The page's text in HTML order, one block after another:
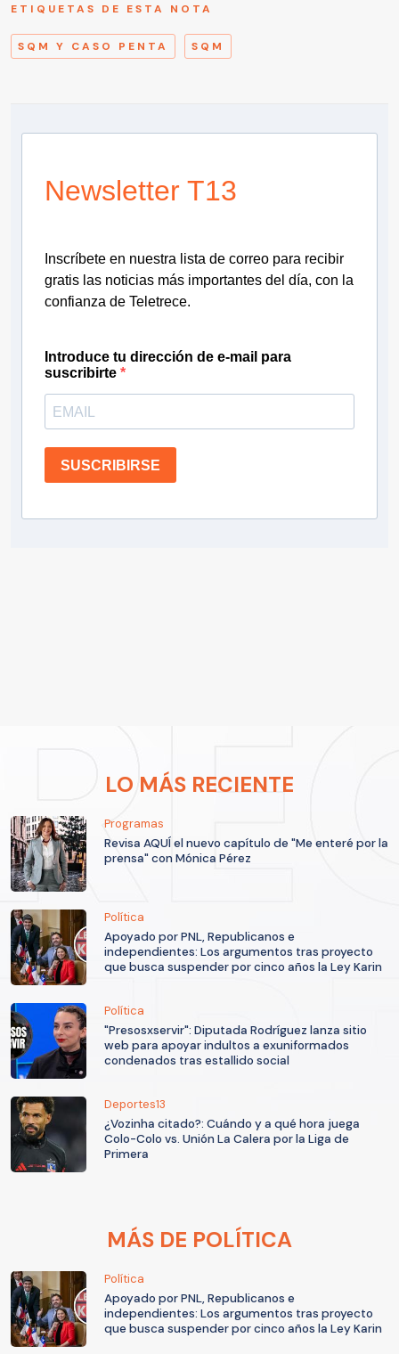
ETIQUETAS DE ESTA NOTA
SQM Y CASO PENTA SQM
Newsletter T13
Inscríbete en nuestra lista de correo para recibir
gratis las noticias más importantes del día, con la
confianza de Teletrece.
Introduce tu dirección de e-mail para
suscribirte
SUSCRIBIRSE
LO MÁS RECIENTE
Programas
Revisa AQUÍ el nuevo capítulo de "Me enteré por la
prensa" con Mónica Pérez
Política
Apoyado por PNL, Republicanos e
independientes: Los argumentos tras proyecto
que busca suspender por cinco años la Ley Karin
Política
"Presosxservir": Diputada Rodríguez lanza sitio
web para apoyar indultos a exuniformados
condenados tras estallido social
Deportes13
¿Vozinha citado?: Cuándo y a qué hora juega
Colo-Colo vs. Unión La Calera por la Liga de
Primera
MÁS DE POLÍTICA
Política
Apoyado por PNL, Republicanos e
independientes: Los argumentos tras proyecto
que busca suspender por cinco años la Ley Karin